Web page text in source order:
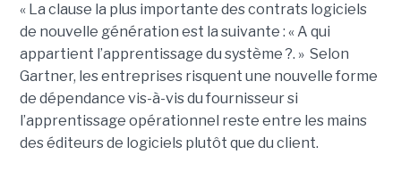
« La clause la plus importante des contrats logiciels
de nouvelle génération est la suivante : « A qui
appartient l’apprentissage du système ?. » Selon
Gartner, les entreprises risquent une nouvelle forme
de dépendance vis-à-vis du fournisseur si
l’apprentissage opérationnel reste entre les mains
des éditeurs de logiciels plutôt que du client.